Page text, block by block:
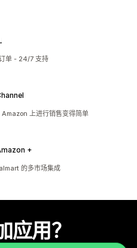
单 - 24/7 支持
上进行销售变得简单
+
的多市场集成
应用？